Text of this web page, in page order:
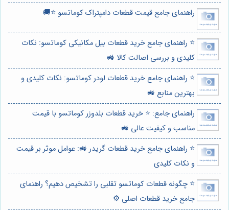
راهنمای جامع قیمت قطعات دامپتراک کوماتسو ⭐️🚚
⭐️ راهنمای جامع خرید قطعات بیل مکانیکی کوماتسو: نکات
کلیدی و بررسی اصالت کالا 🚜
⭐️ راهنمای جامع خرید قطعات لودر کوماتسو: نکات کلیدی و
بهترین منابع 🚜
راهنمای جامع: ⭐️ خرید قطعات بلدوزر کوماتسو با قیمت
مناسب و کیفیت عالی 🚜
⭐️ راهنمای جامع خرید قطعات گریدر 🚜: عوامل موثر بر قیمت
و نکات کلیدی
⭐️ چگونه قطعات کوماتسو تقلبی را تشخیص دهیم؟ راهنمای
جامع خرید قطعات اصلی ⚙️